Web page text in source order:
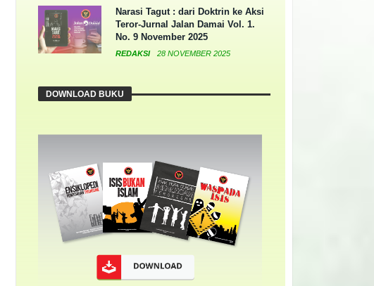
Narasi Tagut : dari Doktrin ke Aksi
Teror-Jurnal Jalan Damai Vol. 1.
No. 9 November 2025
REDAKSI 28 NOVEMBER 2025
DOWNLOAD BUKU